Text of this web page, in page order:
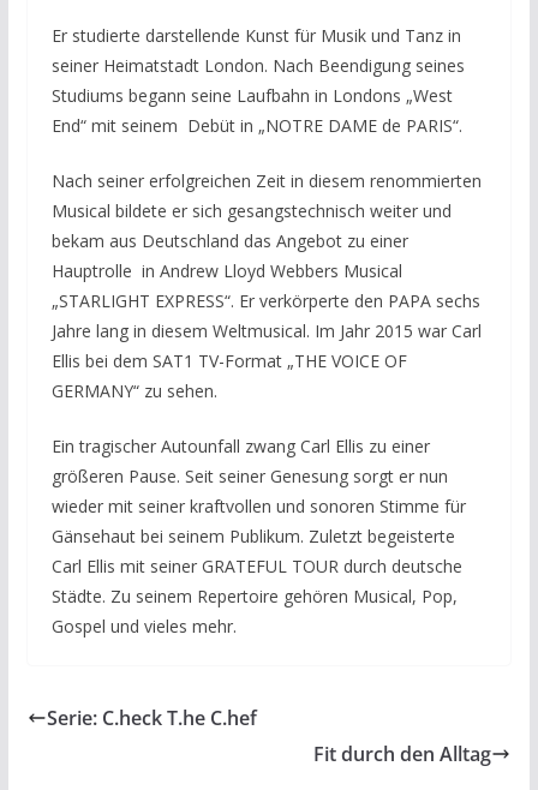
Er studierte darstellende Kunst für Musik und Tanz in
seiner Heimatstadt London. Nach Beendigung seines
Studiums begann seine Laufbahn in Londons „West
End“ mit seinem Debüt in „NOTRE DAME de PARIS“.
Nach seiner erfolgreichen Zeit in diesem renommierten
Musical bildete er sich gesangstechnisch weiter und
bekam aus Deutschland das Angebot zu einer
Hauptrolle in Andrew Lloyd Webbers Musical
„STARLIGHT EXPRESS“. Er verkörperte den PAPA sechs
Jahre lang in diesem Weltmusical. Im Jahr 2015 war Carl
Ellis bei dem SAT1 TV-Format „THE VOICE OF
GERMANY“ zu sehen.
Ein tragischer Autounfall zwang Carl Ellis zu einer
größeren Pause. Seit seiner Genesung sorgt er nun
wieder mit seiner kraftvollen und sonoren Stimme für
Gänsehaut bei seinem Publikum. Zuletzt begeisterte
Carl Ellis mit seiner GRATEFUL TOUR durch deutsche
Städte. Zu seinem Repertoire gehören Musical, Pop,
Gospel und vieles mehr.
Serie: C.heck T.he C.hef
Fit durch den Alltag